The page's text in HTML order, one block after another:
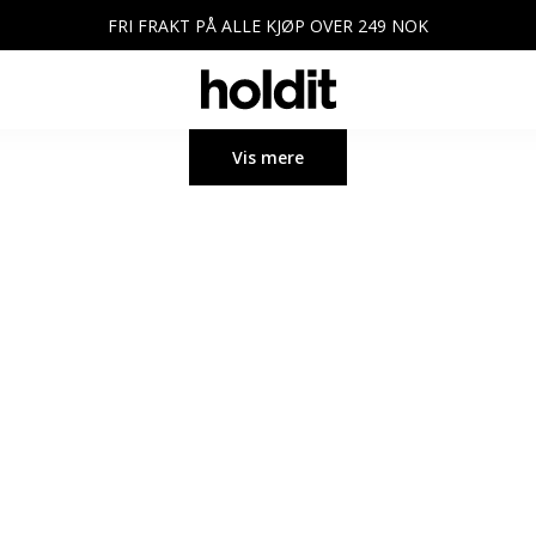
FRI FRAKT PÅ ALLE KJØP OVER 249 NOK
Vis mere